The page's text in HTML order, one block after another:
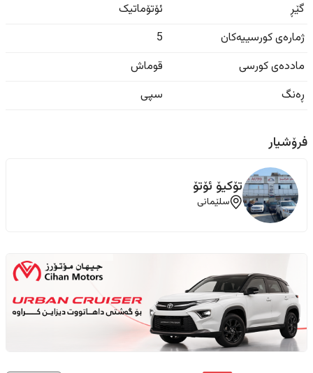
گێڕ
ئۆتۆماتیک
ژمارەی کورسییەکان
5
ماددەی کورسی
قوماش
ڕەنگ
سپی
فرۆشیار
‏تۆکیۆ ئۆتۆ
سلێمانی